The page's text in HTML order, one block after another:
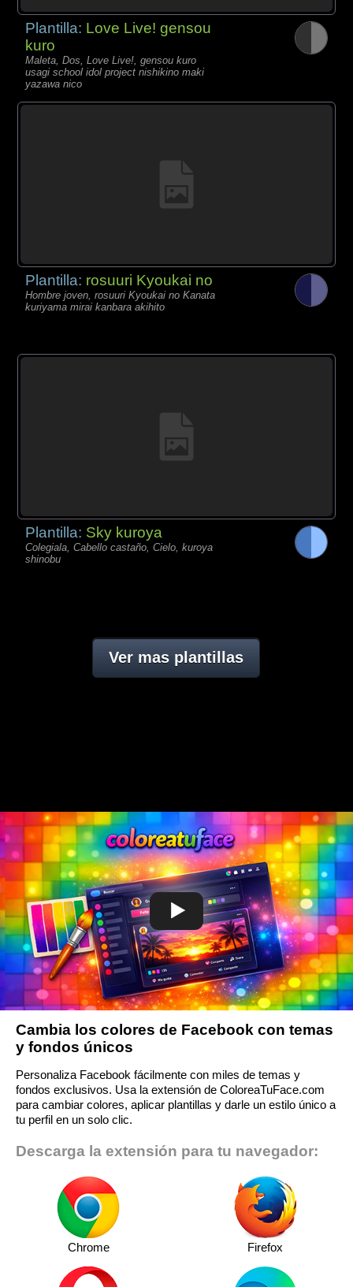
Plantilla: Love Live! gensou
kuro
Maleta, Dos, Love Live!, gensou kuro
usagi school idol project nishikino maki
yazawa nico
Plantilla: rosuuri Kyoukai no
Hombre joven, rosuuri Kyoukai no Kanata
kuriyama mirai kanbara akihito
Plantilla: Sky kuroya
Colegiala, Cabello castaño, Cielo, kuroya
shinobu
Ver mas plantillas
Cambia los colores de Facebook con temas
y fondos únicos
Personaliza Facebook fácilmente con miles de temas y
fondos exclusivos. Usa la extensión de ColoreaTuFace.com
para cambiar colores, aplicar plantillas y darle un estilo único a
tu perfil en un solo clic.
Descarga la extensión para tu navegador:
Chrome Firefox